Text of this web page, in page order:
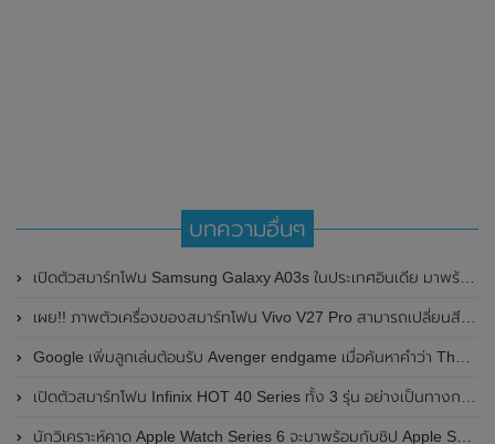
บทความอื่นๆ
เปิดตัวสมาร์ทโฟน Samsung Galaxy A03s ในประเทศอินเดีย มาพร้อมหน้าจอ 6.5 นิ้ว , ชิปเซ็ต MediaTek Helio P35 และแบตเตอรี่ 5,000 mAh
เผย!! ภาพตัวเครื่องของสมาร์ทโฟน Vivo V27 Pro สามารถเปลี่ยนสีได้ ก่อนเปิดตัวที่ประเทศอินเดีย ในวันที่ 1 มีนาคม 2023 นี้
Google เพิ่มลูกเล่นต้อนรับ Avenger endgame เมื่อค้นหาคำว่า Thanos
เปิดตัวสมาร์ทโฟน Infinix HOT 40 Series ทั้ง 3 รุ่น อย่างเป็นทางการแล้ว
นักวิเคราะห์คาด Apple Watch Series 6 จะมาพร้อมกับชิป Apple S6 ใหม่ เร็วและกันน้ำได้มากขึ้น